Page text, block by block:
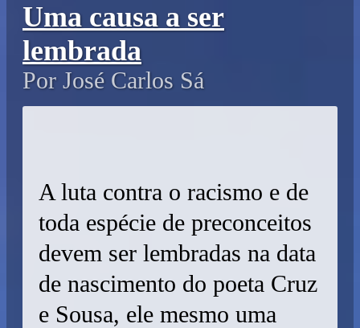
Uma causa a ser
lembrada
Por José Carlos Sá
A luta contra o racismo e de
toda espécie de preconceitos
devem ser lembradas na data
de nascimento do poeta Cruz
e Sousa, ele mesmo uma